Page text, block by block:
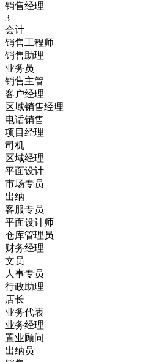
销售经理
3
会计
销售工程师
销售助理
业务员
销售主管
客户经理
区域销售经理
电话销售
项目经理
司机
区域经理
平面设计
市场专员
出纳
客服专员
平面设计师
仓库管理员
财务经理
文员
人事专员
行政助理
店长
业务代表
业务经理
置业顾问
出纳员